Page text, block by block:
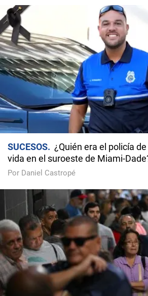
SUCESOS
¿Quién era el policía
vida en el suroeste de Miami-
Por Daniel Castropé